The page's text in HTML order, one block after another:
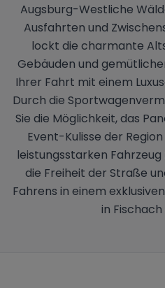
Augsburg-Westliche
Ausfahrten und
lockt die charmante
Gebäuden und
Ihrer Fahrt mit einem
Durch die
Sie die Möglichkeit, das
Event-Kulisse der
leistungsstarken Fahrzeug
die Freiheit der Straße
Fahrens in einem
in